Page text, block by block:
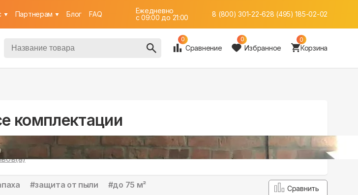
Партнерам Блог FAQ
Ежедневно
c 09:00 до 21:00
8 (800) 301-22-628 (495) 185-02-02
0
Сравнение
0
Избранное
0
Корзина
комплектации
#защита от пыли #до 75 м² Сравнить